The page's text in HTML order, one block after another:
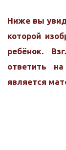
Ниже вы
которой
ребёнок.
ответить
является